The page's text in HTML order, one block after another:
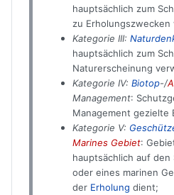
hauptsächlich zum
zu
Kategorie III:
hauptsächlich zum
Naturerscheinung
Kategorie IV: Biotop-/
Management:
Management gezielte
Kategorie V:
Marines Gebiet:
hauptsächlich auf den
oder eines marinen
der Erholung dient;